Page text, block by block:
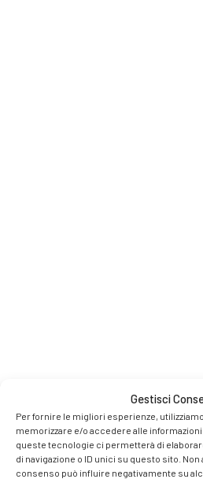
Gestisci
Per fornire le migliori esperienze,
memorizzare e/o accedere alle
queste tecnologie ci permetterà di
di navigazione o ID unici su questo sito.
consenso può influire negativamente su